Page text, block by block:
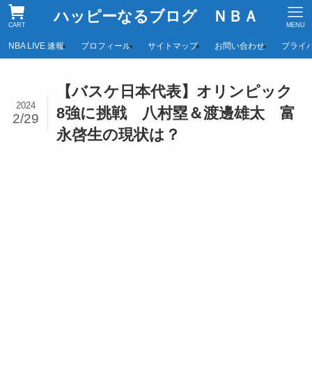
ハッピーなるブログ ＮＢＡ
CART MENU
NBA LIVE 速報 プロフィール サイトマップ お問い合わせ プライ
【バスケ日本代表】オリンピック
8強に挑戦 八村塁＆渡邊雄太 富
永啓生の現状は？
2024
2/29